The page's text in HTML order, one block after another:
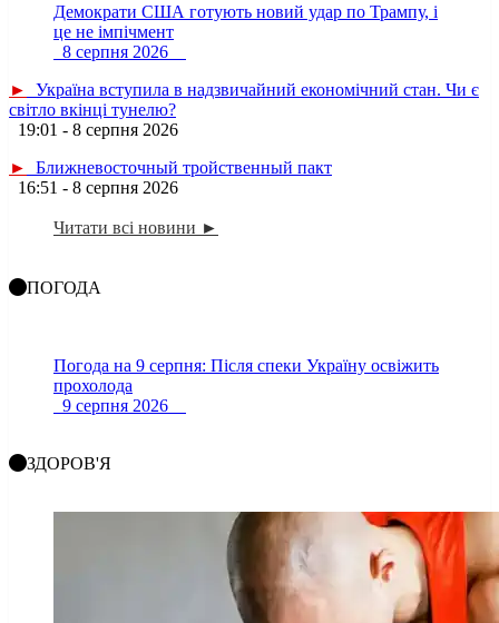
Демократи США готують новий удар по Трампу, і
це не імпічмент
8 серпня 2026
►
Україна вступила в надзвичайний економічний стан. Чи є
світло вкінці тунелю?
19:01 - 8 серпня 2026
►
Ближневосточный тройственный пакт
16:51 - 8 серпня 2026
Читати всі новини ►
ПОГОДА
Погода на 9 серпня: Після спеки Україну освіжить
прохолода
9 серпня 2026
ЗДОРОВ'Я